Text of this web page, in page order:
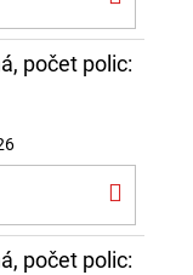
počet polic:
počet polic: